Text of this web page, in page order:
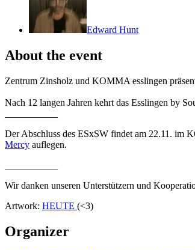
Edward Hunt
About the event
Zentrum Zinsholz und KOMMA esslingen
Nach 12 langen Jahren kehrt das Esslingen by
Der Abschluss des ESxSW findet am 22.11. im
Mercy auflegen.
Wir danken unseren Unterstützern und
Artwork: HEUTE (<3)
Organizer